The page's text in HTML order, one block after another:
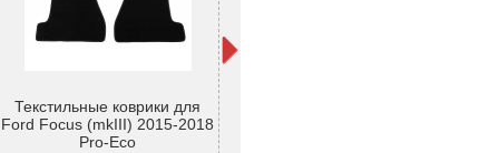
Текстильные коврики для
Ford Focus (mkIII) 2015-2018
Pro-Eco